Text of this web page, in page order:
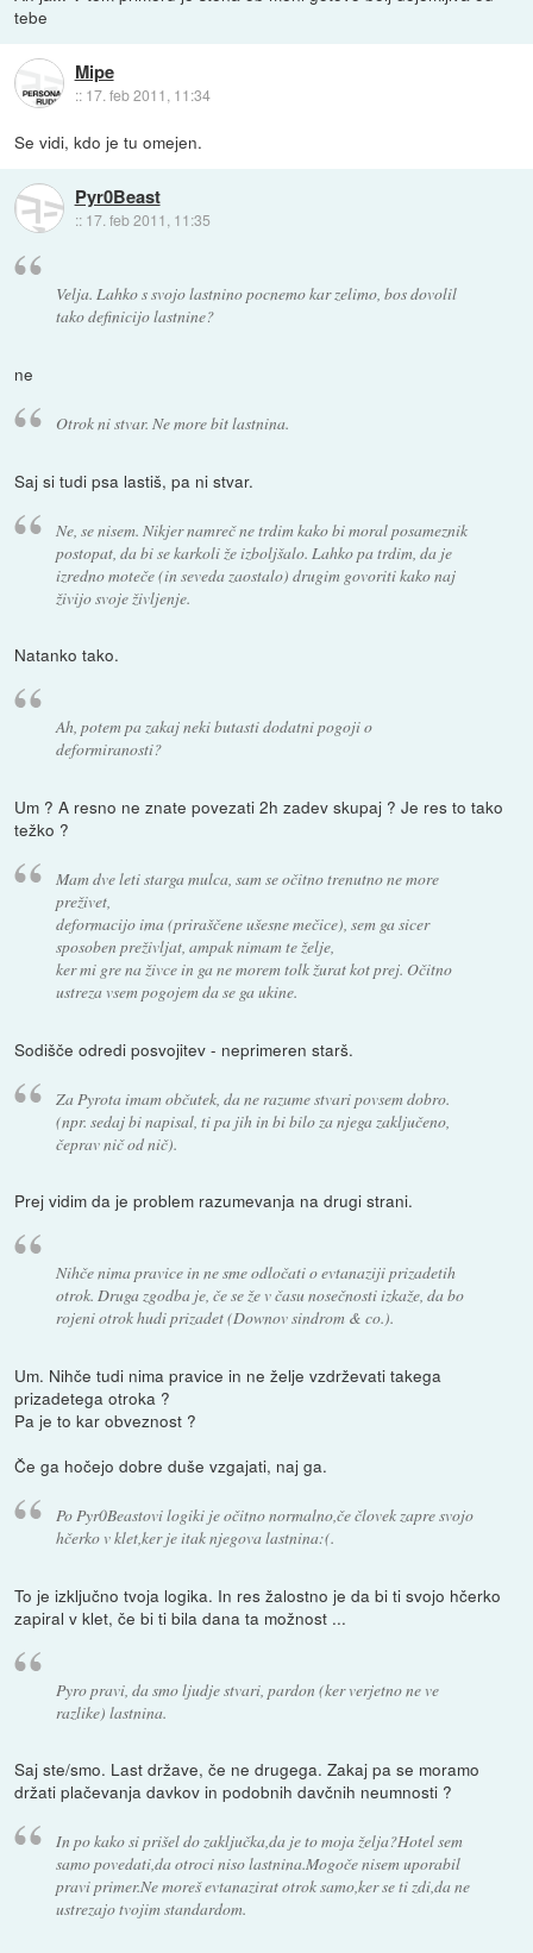
tebe
Mipe
:: 17. feb 2011, 11:34
Se vidi, kdo je tu omejen.
Pyr0Beast
:: 17. feb 2011, 11:35
Velja. Lahko s svojo lastnino pocnemo kar zelimo, bos dovolil
tako definicijo lastnine?
ne
Otrok ni stvar. Ne more bit lastnina.
Saj si tudi psa lastiš, pa ni stvar.
Ne, se nisem. Nikjer namreč ne trdim kako bi moral posameznik
postopat, da bi se karkoli že izboljšalo. Lahko pa trdim, da je
izredno moteče (in seveda zaostalo) drugim govoriti kako naj
živijo svoje življenje.
Natanko tako.
Ah, potem pa zakaj neki butasti dodatni pogoji o
deformiranosti?
Um ? A resno ne znate povezati 2h zadev skupaj ? Je res to tako
težko ?
Mam dve leti starga mulca, sam se očitno trenutno ne more
preživet,
deformacijo ima (priraščene ušesne mečice), sem ga sicer
sposoben preživljat, ampak nimam te želje,
ker mi gre na živce in ga ne morem tolk žurat kot prej. Očitno
ustreza vsem pogojem da se ga ukine.
Sodišče odredi posvojitev - neprimeren starš.
Za Pyrota imam občutek, da ne razume stvari povsem dobro.
(npr. sedaj bi napisal, ti pa jih in bi bilo za njega zaključeno,
čeprav nič od nič).
Prej vidim da je problem razumevanja na drugi strani.
Nihče nima pravice in ne sme odločati o evtanaziji prizadetih
otrok. Druga zgodba je, če se že v času nosečnosti izkaže, da bo
rojeni otrok hudi prizadet (Downov sindrom & co.).
Um. Nihče tudi nima pravice in ne želje vzdrževati takega
prizadetega otroka ?
Pa je to kar obveznost ?
Če ga hočejo dobre duše vzgajati, naj ga.
Po Pyr0Beastovi logiki je očitno normalno,če človek zapre svojo
hčerko v klet,ker je itak njegova lastnina:(.
To je izključno tvoja logika. In res žalostno je da bi ti svojo hčerko
zapiral v klet, če bi ti bila dana ta možnost ...
Pyro pravi, da smo ljudje stvari, pardon (ker verjetno ne ve
razlike) lastnina.
Saj ste/smo. Last države, če ne drugega. Zakaj pa se moramo
držati plačevanja davkov in podobnih davčnih neumnosti ?
In po kako si prišel do zaključka,da je to moja želja?Hotel sem
samo povedati,da otroci niso lastnina.Mogoče nisem uporabil
pravi primer.Ne moreš evtanazirat otrok samo,ker se ti zdi,da ne
ustrezajo tvojim standardom.